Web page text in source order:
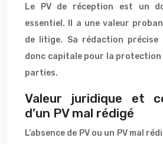
Le PV de réception est un
essentiel. Il a une valeur
de litige. Sa rédaction précise
donc capitale pour la protection
parties.
Valeur juridique et
d’un PV mal rédigé
L’absence de PV ou un PV mal